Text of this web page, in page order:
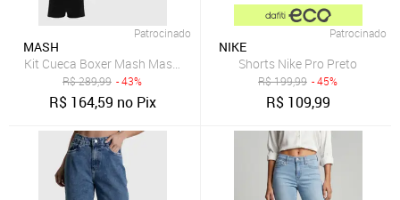
Patrocinado
MASH
Kit Cueca Boxer Mash Masculina Cintura Elástica 10 Peças Preta
R$289,99 - 43%
R$ 164,59 no Pix
Patrocinado
NIKE
Shorts Nike Pro Preto
R$199,99 - 45%
R$ 109,99